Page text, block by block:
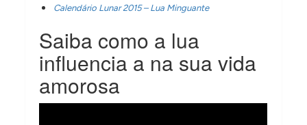
Calendário Lunar 2015 – Lua Minguante
Saiba como a lua
influencia a na sua vida
amorosa